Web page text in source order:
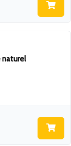
naturel